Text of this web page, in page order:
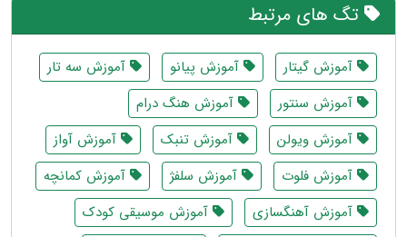
تگ های مرتبط
آموزش گیتار آموزش پیانو
آموزش سه تار
آموزش سنتور
آموزش هنگ درام
آموزش ویولن
آموزش تنبک
آموزش آواز
آموزش فلوت
آموزش سلفژ
آموزش کمانچه
آموزش آهنگسازی
آموزش موسیقی کودک